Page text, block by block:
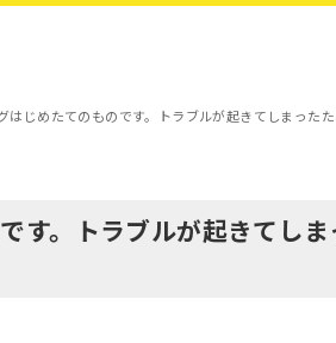
はじめたてのものです。トラブルが起きてしまった
す。トラブルが起きてし